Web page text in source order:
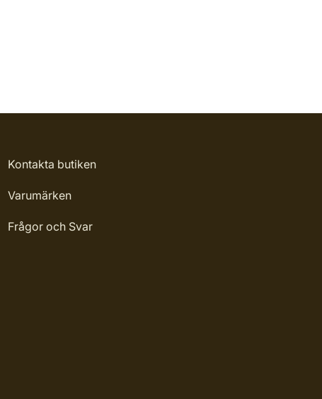
Kontakta butiken
Varumärken
Frågor och Svar